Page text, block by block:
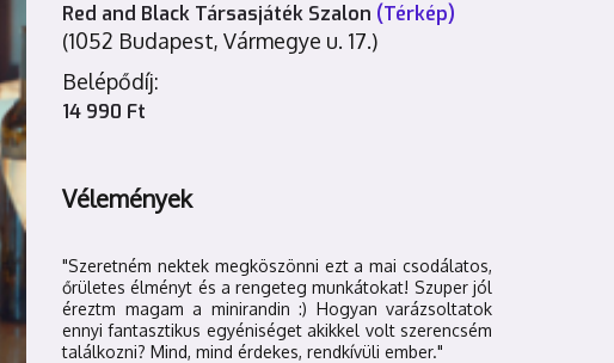
Red and Black Társasjáték Szalon (Térkép)
(1052 Budapest, Vármegye u. 17.)
Belépődíj:
14 990 Ft
Vélemények
"Szeretném nektek megköszönni ezt a mai csodálatos,
őrületes élményt és a rengeteg munkátokat! Szuper jól
éreztm magam a minirandin :) Hogyan varázsoltatok
ennyi fantasztikus egyéniséget akikkel volt szerencsém
találkozni? Mind, mind érdekes, rendkívüli ember."